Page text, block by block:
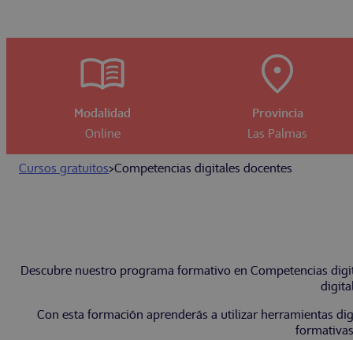
Modalidad
Online
Provincia
Las Palmas
Cursos gratuitos>Competencias digitales docentes
Descubre nuestro programa formativo en Competencias
Con esta formación aprenderás a utilizar herramientas